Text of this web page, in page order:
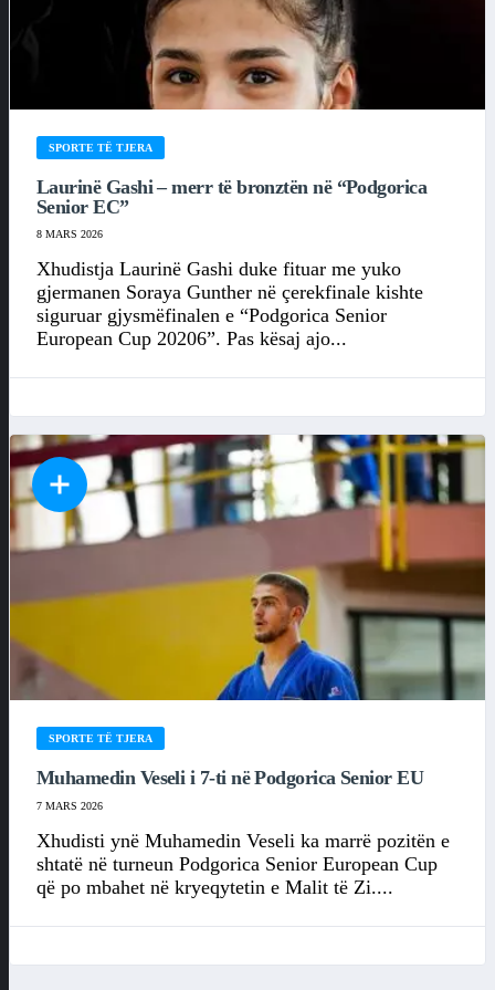
SPORTE TË TJERA
Laurinë Gashi – merr të bronztën në “Podgorica
Senior EC”
8 MARS 2026
Xhudistja Laurinë Gashi duke fituar me yuko
gjermanen Soraya Gunther në çerekfinale kishte
siguruar gjysmëfinalen e “Podgorica Senior
European Cup 20206”. Pas kësaj ajo...
SPORTE TË TJERA
Muhamedin Veseli i 7-ti në Podgorica Senior EU
7 MARS 2026
Xhudisti ynë Muhamedin Veseli ka marrë pozitën e
shtatë në turneun Podgorica Senior European Cup
që po mbahet në kryeqytetin e Malit të Zi....